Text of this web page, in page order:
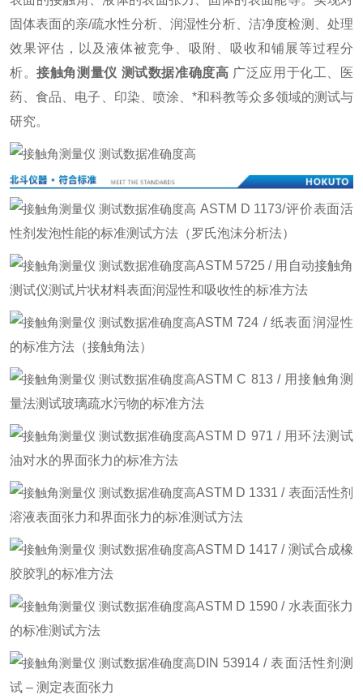
固体表面的亲/疏水性分析、润湿性分析、洁净度检测、处理
效果评估，以及液体被竞争、吸附、吸收和铺展等过程分
析。接触角测量仪 测试数据准确度高 广泛应用于化工、医
药、食品、电子、印染、喷涂、*和科教等众多领域的测试与
研究。
ASTM D 1173/评价表面活
性剂发泡性能的标准测试方法（罗氏泡沫分析法）
ASTM 5725 / 用自动接触角
测试仪测试片状材料表面润湿性和吸收性的标准方法
ASTM 724 / 纸表面润湿性
的标准方法（接触角法）
ASTM C 813 / 用接触角测
量法测试玻璃疏水污物的标准方法
ASTM D 971 / 用环法测试
油对水的界面张力的标准方法
ASTM D 1331 / 表面活性剂
溶液表面张力和界面张力的标准测试方法
ASTM D 1417 / 测试合成橡
胶胶乳的标准方法
ASTM D 1590 / 水表面张力
的标准测试方法
DIN 53914 / 表面活性剂测
试 – 测定表面张力